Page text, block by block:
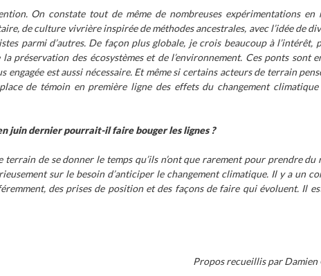
On constate tout de même de nombreuses expérimentations en
de culture vivrière inspirée de méthodes ancestrales, avec l’idée de
parmi d’autres. De façon plus globale, je crois beaucoup à l’intérêt,
préservation des écosystèmes et de l’environnement. Ces ponts sont
est aussi nécessaire. Et même si certains acteurs de terrain
de témoin en première ligne des effets du changement
juin dernier pourrait-il faire bouger les lignes ?
de se donner le temps qu’ils n’ont que rarement pour prendre du
sur le besoin d’anticiper le changement climatique. Il y a un
des prises de position et des façons de faire qui évoluent. Il
Propos recueillis par Damien